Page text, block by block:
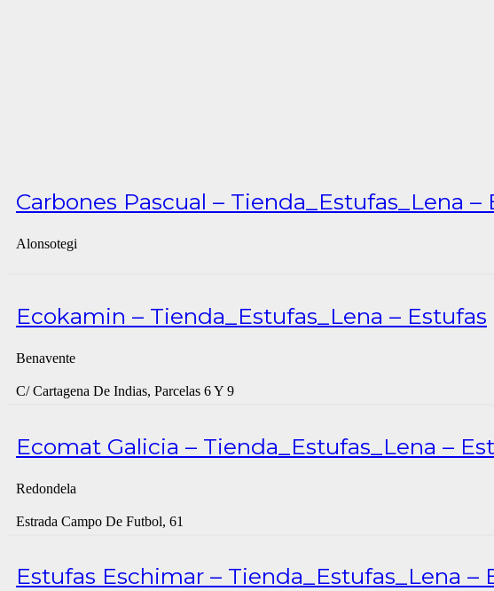
Carbones Pascual – Tienda_Estufas_Lena –
Alonsotegi
Ecokamin – Tienda_Estufas_Lena – Estufas
Benavente
C/ Cartagena De Indias, Parcelas 6 Y 9
Ecomat Galicia – Tienda_Estufas_Lena –
Redondela
Estrada Campo De Futbol, 61
Estufas Eschimar – Tienda_Estufas_Lena –